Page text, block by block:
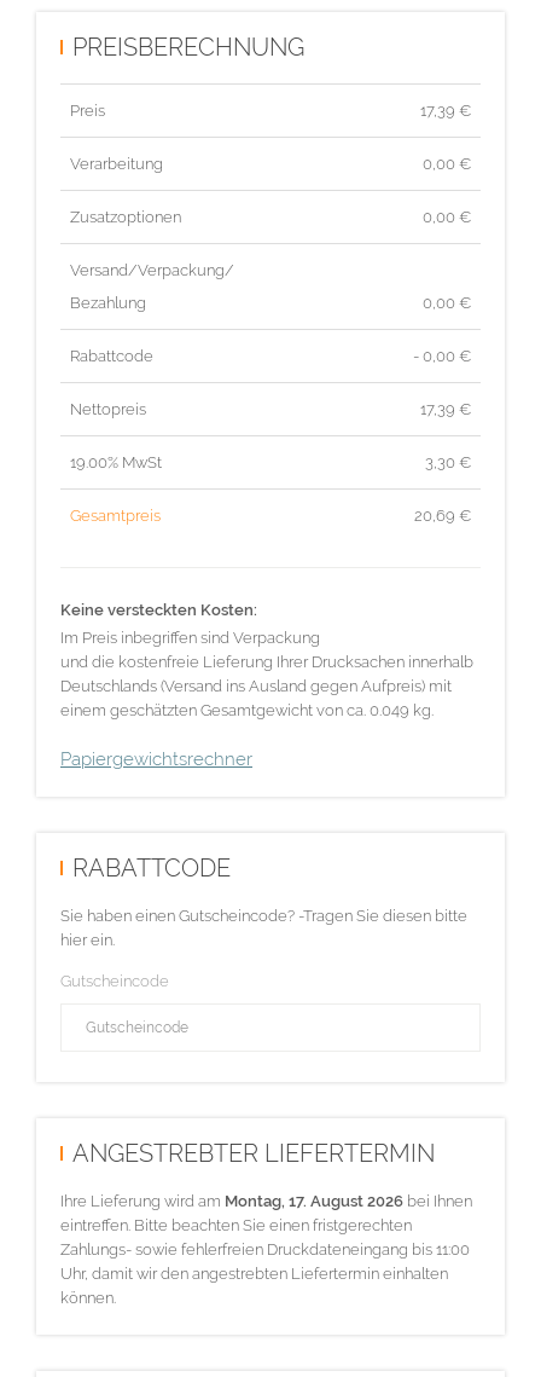
PREISBERECHNUNG
Preis 17,39 €
Verarbeitung 0,00 €
Zusatzoptionen 0,00 €
Versand/Verpackung/
Bezahlung
0,00 €
Rabattcode - 0,00 €
Nettopreis 17,39 €
19.00% MwSt 3,30 €
Gesamtpreis 20,69 €
Keine versteckten Kosten:
Im Preis inbegriffen sind Verpackung
und die kostenfreie Lieferung Ihrer Drucksachen innerhalb
Deutschlands (Versand ins Ausland gegen Aufpreis) mit
einem geschätzten Gesamtgewicht von ca. 0.049 kg.
Papiergewichtsrechner
RABATTCODE
Sie haben einen Gutscheincode? -Tragen Sie diesen bitte
hier ein.
Gutscheincode
ANGESTREBTER LIEFERTERMIN
Ihre Lieferung wird am Montag, 17. August 2026 bei Ihnen
eintreffen. Bitte beachten Sie einen fristgerechten
Zahlungs- sowie fehlerfreien Druckdateneingang bis 11:00
Uhr, damit wir den angestrebten Liefertermin einhalten
können.